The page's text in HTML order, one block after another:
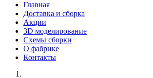
Главная
Доставка и сборка
Акции
3D моделирование
Схемы сборки
О фабрике
Контакты